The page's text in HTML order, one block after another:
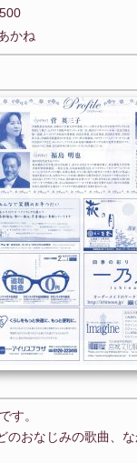
かね
す。
おなじみの歌曲、